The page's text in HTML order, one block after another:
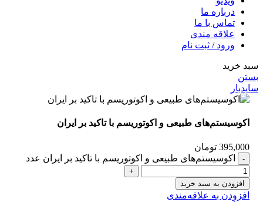
درباره‌ ما
تماس با ما
علاقه مندی
ورود / ثبت نام
سبد خرید
بستن
سایدبار
اکو‌سیستم‌های طبیعی و اکوتوریسم با تاکید بر ایران
395,000 تومان
اکو‌سیستم‌های طبیعی و اکوتوریسم با تاکید بر ایران عدد
افزودن به سبد خرید
افزودن به علاقه‌مندی